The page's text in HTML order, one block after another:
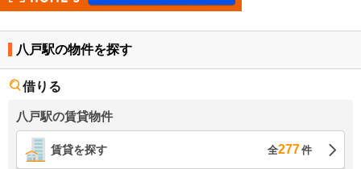
八戸駅の物件を探す
借りる
八戸駅の賃貸物件
賃貸を探す 全277件